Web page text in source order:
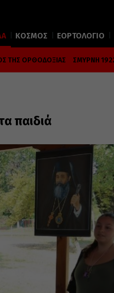
ΚΟΣΜΟΣ ΕΟΡΤΟΛΟΓΙΟ
ΤΗΣ ΟΡΘΟΔΟΞΙΑΣ ΣΜΥΡΝΗ
παιδιά